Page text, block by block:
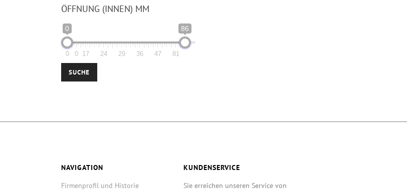
ÖFFNUNG (INNEN) MM
0 86
0 0 17 24 29 36 47 81
SUCHE
NAVIGATION
Firmenprofil und Historie
KUNDENSERVICE
Sie erreichen unseren Service von